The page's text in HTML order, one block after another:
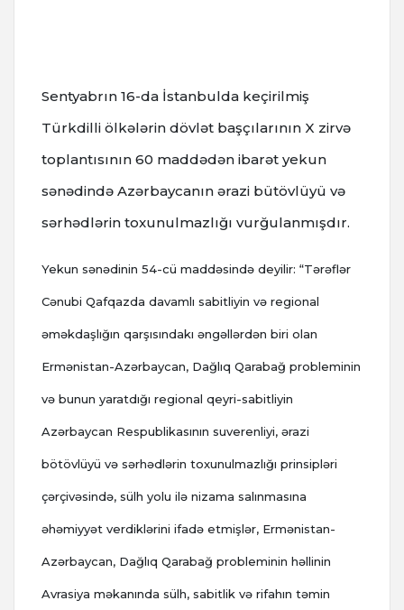
Sentyabrın 16-da İstanbulda keçirilmiş
Türkdilli ölkələrin dövlət başçılarının X zirvə
toplantısının 60 maddədən ibarət yekun
sənədində Azərbaycanın ərazi bütövlüyü və
sərhədlərin toxunulmazlığı vurğulanmışdır.
Yekun sənədinin 54-cü maddəsində deyilir: “Tərəflər
Cənubi Qafqazda davamlı sabitliyin və regional
əməkdaşlığın qarşısındakı əngəllərdən biri olan
Ermənistan-Azərbaycan, Dağlıq Qarabağ probleminin
və bunun yaratdığı regional qeyri-sabitliyin
Azərbaycan Respublikasının suverenliyi, ərazi
bötövlüyü və sərhədlərin toxunulmazlığı prinsipləri
çərçivəsində, sülh yolu ilə nizama salınmasına
əhəmiyyət verdiklərini ifadə etmişlər, Ermənistan-
Azərbaycan, Dağlıq Qarabağ probleminin həllinin
Avrasiya məkanında sülh, sabitlik və rifahın təmin